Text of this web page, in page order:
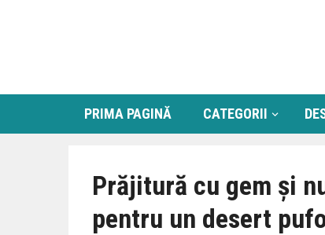
PRIMA PAGINĂ CATEGORII
Prăjitură cu gem și
pentru un desert